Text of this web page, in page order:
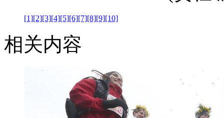
[1][2][3][4][5][6][7][8][9][10]
相关内容